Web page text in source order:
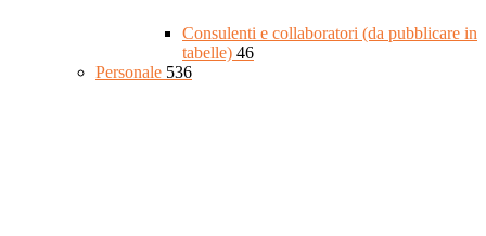
Consulenti e collaboratori (da pubblicare in
tabelle) 46
Personale 536